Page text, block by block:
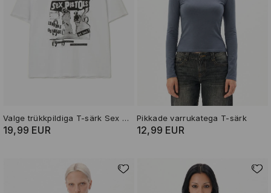
Valge trükkpildiga T-särk Sex Pistols
19,99 EUR
Pikkade varrukatega T-särk
12,99 EUR